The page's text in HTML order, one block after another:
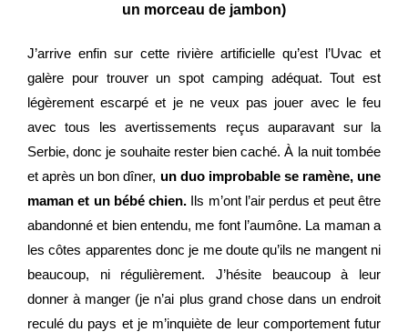
un morceau de jambon)
J’arrive enfin sur cette rivière artificielle qu’est l’Uvac et
galère pour trouver un spot camping adéquat. Tout est
légèrement escarpé et je ne veux pas jouer avec le feu
avec tous les avertissements reçus auparavant sur la
Serbie, donc je souhaite rester bien caché. À la nuit tombée
et après un bon dîner, un duo improbable se ramène, une
maman et un bébé chien. Ils m’ont l’air perdus et peut être
abandonné et bien entendu, me font l’aumône. La maman a
les côtes apparentes donc je me doute qu’ils ne mangent ni
beaucoup, ni régulièrement. J’hésite beaucoup à leur
donner à manger (je n’ai plus grand chose dans un endroit
reculé du pays et je m’inquiète de leur comportement futur